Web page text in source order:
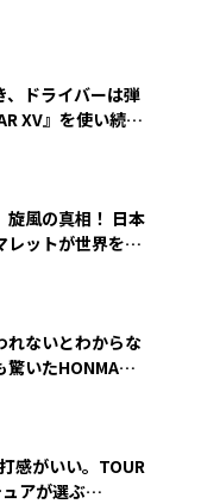
、ドライバーは弾
XV』を使い続け
旋風の真相！ 日本
レットが世界を席
れないとわからな
驚いたHONMA
感がいい。TOUR
アが選ぶ